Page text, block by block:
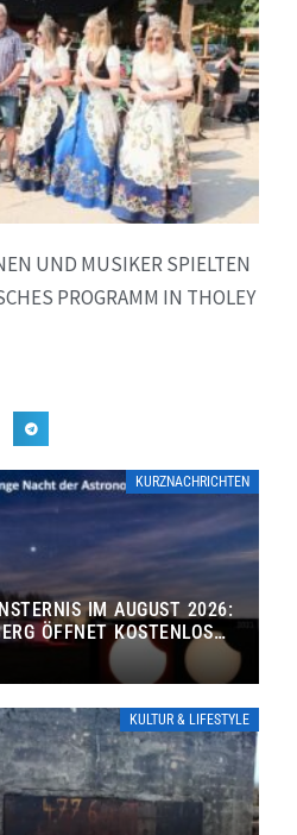
UND MUSIKER SPIELTEN
PROGRAMM IN THOLEY
KURZNACHRICHTEN
IM AUGUST 2026:
ÖFFNET KOSTENLOS
KULTUR & LIFESTYLE